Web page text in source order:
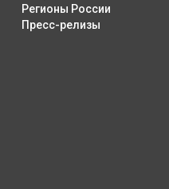
Регионы России
Пресс-релизы